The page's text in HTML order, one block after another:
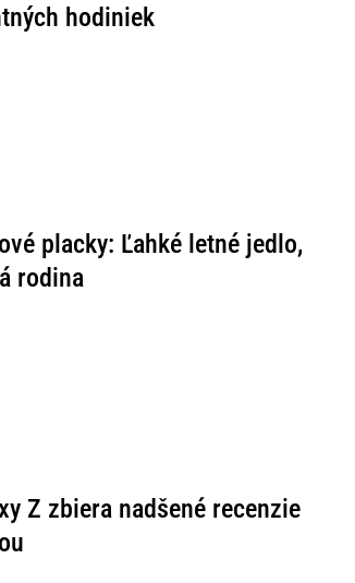
hodiniek
placky: Ľahké letné jedlo,
rodina
Z zbiera nadšené recenzie